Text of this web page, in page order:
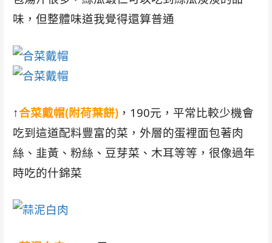
味，但整體味道我覺得還算普通
↑合菜戴帽(附荷葉餅)，190元，平常比較少機會
吃到這道配料豐富的菜，外層的蛋裡面包著肉
絲、韭黃、粉絲、豆芽菜、木耳等等，很像過年
時吃的什錦菜